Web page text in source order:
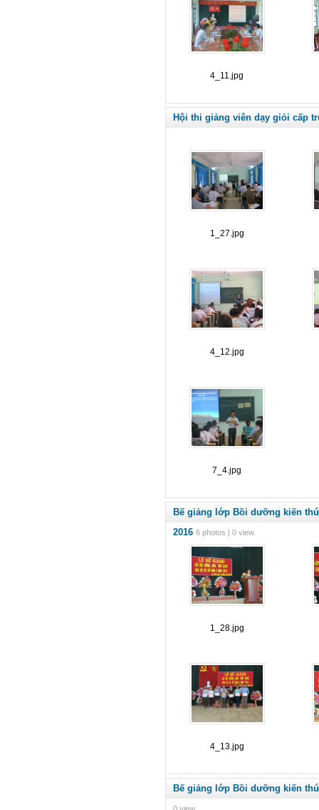
4_11.jpg
Hội thi giảng viên dạy giỏi cấp
1_27.jpg
4_12.jpg
7_4.jpg
Bế giảng lớp Bồi dưỡng kiến
2016 6 photos | 0 view
1_28.jpg
4_13.jpg
Bế giảng lớp Bồi dưỡng kiến